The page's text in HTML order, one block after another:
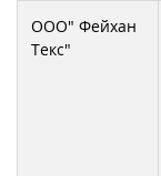
ООО" Фейхан
Текс"